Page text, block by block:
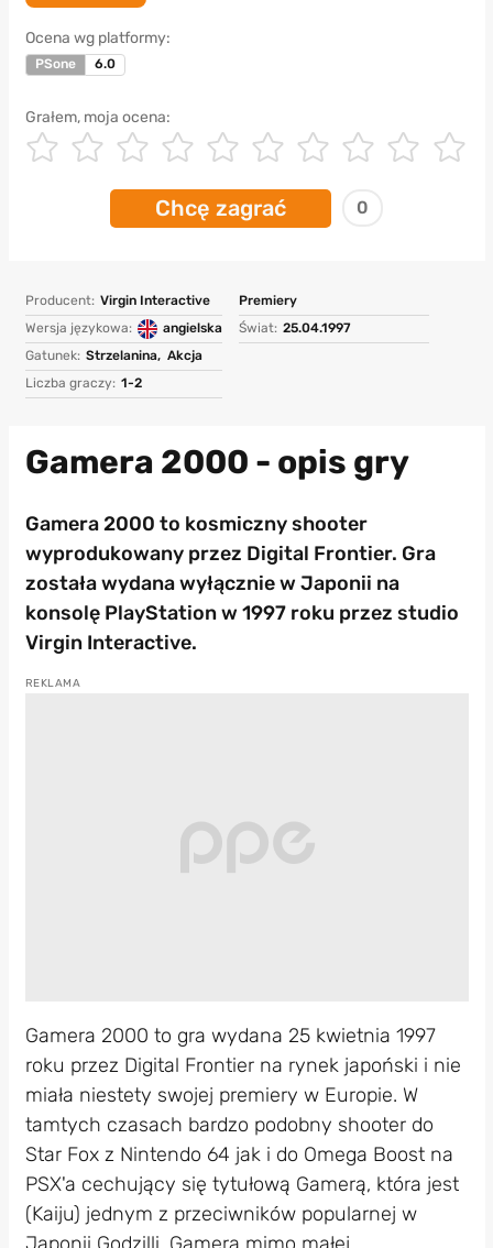
Ocena wg platformy:
PSone 6.0
Grałem, moja ocena:
Chcę zagrać 0
Producent: Virgin Interactive
Wersja językowa:
angielska
Gatunek: Strzelanina, Akcja
Liczba graczy: 1-2
Premiery
Świat: 25.04.1997
Gamera 2000 - opis gry
Gamera 2000 to kosmiczny shooter
wyprodukowany przez Digital Frontier. Gra
została wydana wyłącznie w Japonii na
konsolę PlayStation w 1997 roku przez studio
Virgin Interactive.
Gamera 2000 to gra wydana 25 kwietnia 1997
roku przez Digital Frontier na rynek japoński i nie
miała niestety swojej premiery w Europie. W
tamtych czasach bardzo podobny shooter do
Star Fox z Nintendo 64 jak i do Omega Boost na
PSX'a cechujący się tytułową Gamerą, która jest
(Kaiju) jednym z przeciwników popularnej w